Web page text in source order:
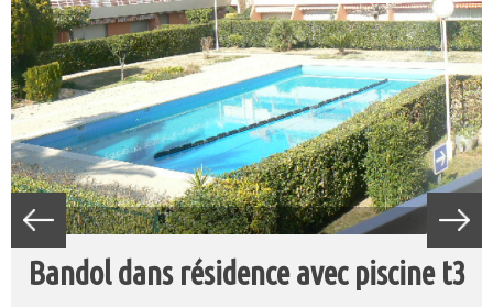
bandol dans résidence avec piscine t3